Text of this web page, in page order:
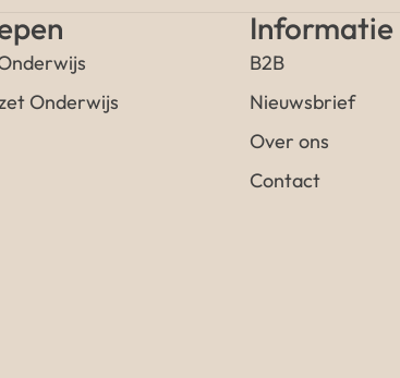
Onderwijs
Informatie
B2B
Nieuwsbrief
Over ons
Contact